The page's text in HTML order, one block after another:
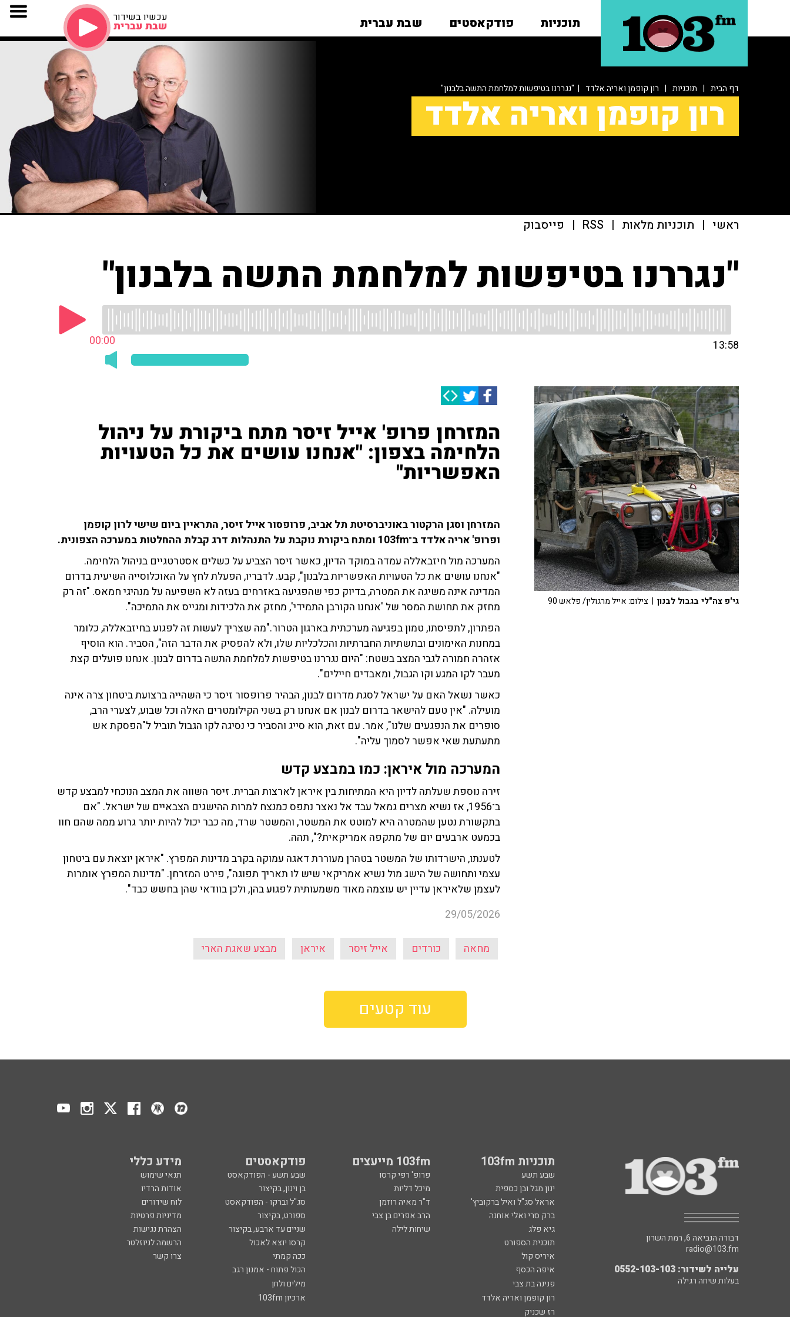
תוכניות פודקאסטים שבת עברית עכשיו בשידור
שבת עברית
דף הבית | תוכניות | רון קופמן ואריה אלדד | "נגררנו בטיפשות למלחמת התשה בלבנון"
רון קופמן ואריה אלדד
ראשי | תוכניות מלאות |
RSS
| פייסבוק
"נגררנו בטיפשות למלחמת התשה בלבנון"
00:00 13:58
המזרחן פרופ' אייל זיסר מתח ביקורת על ניהול
הלחימה בצפון: "אנחנו עושים את כל הטעויות
האפשריות"
המזרחן וסגן הרקטור באוניברסיטת תל אביב, פרופסור אייל זיסר, התראיין ביום שישי לרון קופמן
ופרופ' אריה אלדד ב־103fm ומתח ביקורת נוקבת על התנהלות דרג קבלת ההחלטות במערכה הצפונית.
המערכה מול חיזבאללה עמדה במוקד הדיון, כאשר זיסר הצביע על כשלים אסטרטגיים בניהול הלחימה.
"אנחנו עושים את כל הטעויות האפשריות בלבנון", קבע. לדבריו, הפעלת לחץ על האוכלוסייה השיעית בדרום
המדינה אינה משיגה את המטרה, בדיוק כפי שהפגיעה באזרחים בעזה לא השפיעה על מנהיגי חמאס. "זה רק
מחזק את תחושת המסר של 'אנחנו הקורבן התמידי', מחזק את הלכידות ומגייס את התמיכה".
הפתרון, לתפיסתו, טמון בפגיעה מערכתית בארגון הטרור."מה שצריך לעשות זה לפגוע בחיזבאללה, כלומר
במחנות האימונים ובתשתיות החברתיות והכלכליות שלו, ולא להפסיק את הדבר הזה", הסביר. הוא הוסיף
אזהרה חמורה לגבי המצב בשטח: "היום נגררנו בטיפשות למלחמת התשה בדרום לבנון. אנחנו פועלים קצת
מעבר לקו המגע וקו הגבול, ומאבדים חיילים".
כאשר נשאל האם על ישראל לסגת מדרום לבנון, הבהיר פרופסור זיסר כי השהייה ברצועת ביטחון צרה אינה
מועילה. "אין טעם להישאר בדרום לבנון אם אנחנו רק בשני הקילומטרים האלה וכל שבוע, לצערי הרב,
סופרים את הנפגעים שלנו", אמר. עם זאת, הוא סייג והסביר כי נסיגה לקו הגבול תוביל ל"הפסקת אש
מתעתעת שאי אפשר לסמוך עליה".
המערכה מול איראן: כמו במבצע קדש
זירה נוספת שעלתה לדיון היא המתיחות בין איראן לארצות הברית. זיסר השווה את המצב הנוכחי למבצע קדש
ב־1956, אז נשיא מצרים גמאל עבד אל נאצר נתפס כמנצח למרות ההישגים הצבאיים של ישראל. "אם
בתקשורת נטען שהמטרה היא למוטט את המשטר, והמשטר שרד, מה כבר יכול להיות יותר גרוע ממה שהם חוו
בכמעט ארבעים יום של מתקפה אמריקאית?", תהה.
לטענתו, הישרדותו של המשטר בטהרן מעוררת דאגה עמוקה בקרב מדינות המפרץ. "איראן יוצאת עם ביטחון
עצמי ותחושה של הישג מול נשיא אמריקאי שיש לו תאריך תפוגה", פירט המזרחן. "מדינות המפרץ אומרות
לעצמן שלאיראן עדיין יש עוצמה מאוד משמעותית לפגוע בהן, ולכן בוודאי שהן בחשש כבד".
29/05/2026
מחאה כורדים אייל זיסר איראן מבצע שאגת הארי
גי'פ צה"לי בגבול לבנון | צילום: אייל מרגולין/ פלאש 90
עוד קטעים
תוכניות 103fm 103fm מייעצים פודקאסטים מידע כללי
שבע תשע פרופ' רפי קרסו שבע תשע - הפודקאסט
תנאי שימוש
ינון מגל ובן כספית
מיכל דליות בן וינון, בקיצור
אודות הרדיו
אראל סג"ל ואיל ברקוביץ'
ד"ר מאיה רוזמן סג"ל וברקו - הפודקאסט
לוח שידורים
ברק סרי ואלי אוחנה
הרב אפרים בן צבי ספורט, בקיצור
מדיניות פרטיות
גיא פלג
שיחות לילה שניים עד ארבע, בקיצור
הצהרת נגישות
תוכנית הספורט
קרסו יוצא לאכול
הרשמה לניוזלטר
איריס קול
ככה קמתי
צרו קשר
איפה הכסף
הכול פתוח - אמנון רגב
פנינה בת צבי
מילים ולחן
רון קופמן ואריה אלדד
ארכיון 103fm
רז שכניק
דבורה הנביאה 6, רמת השרון
radio@103.fm
עלייה לשידור: 0552-103-103
בעלות שיחה רגילה